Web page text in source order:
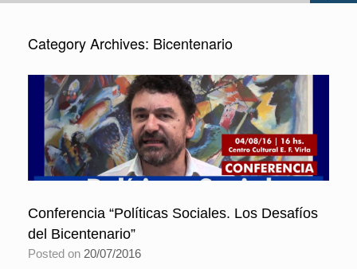
Category Archives: Bicentenario
Conferencia “Políticas Sociales. Los Desafíos
del Bicentenario”
Posted on 20/07/2016